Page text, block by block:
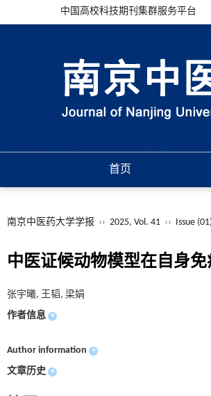
中国高校科技期刊集群服务平台
首页
南京中医药大学学报 ›› 2025, Vol. 41 ›› Issue
中医证候动物模型在自身
张宇曦, 王韬, 梁娟
作者信息 +
Author information +
文章历史 +